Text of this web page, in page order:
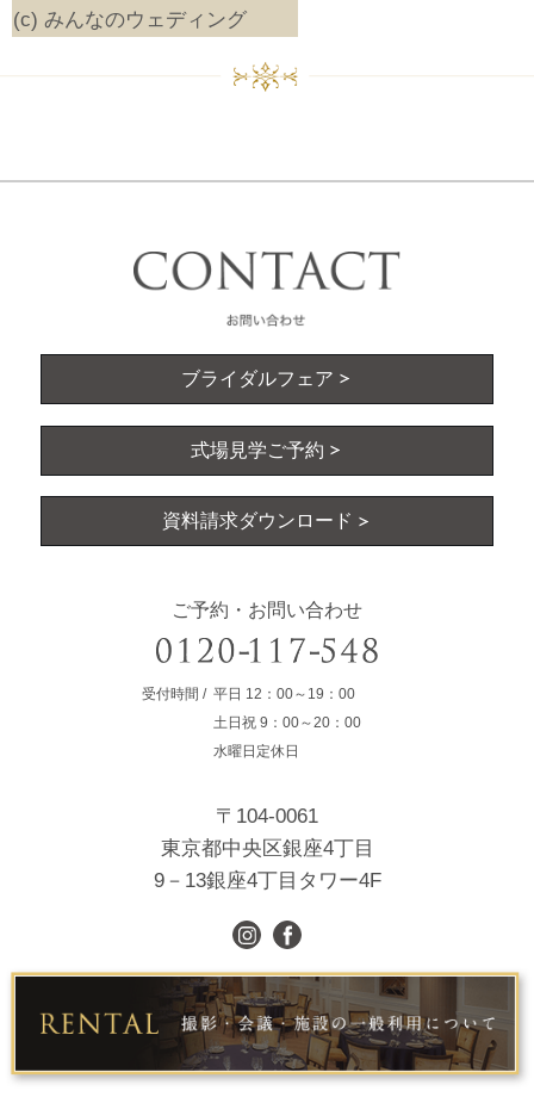
(c) みんなのウェディング
ブライダルフェア
式場見学ご予約
資料請求ダウンロード
ご予約・お問い合わせ
受付時間 平日 12：00～19：00
土日祝 9：00～20：00
水曜日定休日
〒104-0061
東京都中央区銀座4丁目
9－13銀座4丁目タワー4F